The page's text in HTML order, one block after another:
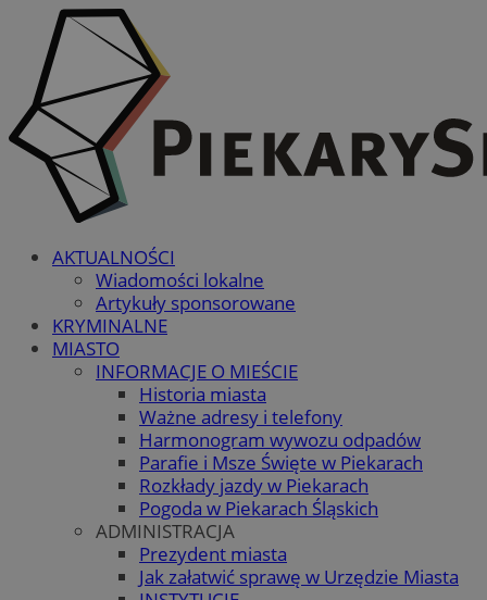
AKTUALNOŚCI
Wiadomości lokalne
Artykuły sponsorowane
KRYMINALNE
MIASTO
INFORMACJE O MIEŚCIE
Historia miasta
Ważne adresy i telefony
Harmonogram wywozu odpadów
Parafie i Msze Święte w Piekarach
Rozkłady jazdy w Piekarach
Pogoda w Piekarach Śląskich
ADMINISTRACJA
Prezydent miasta
Jak załatwić sprawę w Urzędzie Miasta